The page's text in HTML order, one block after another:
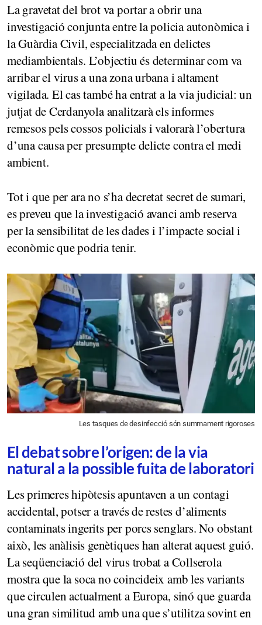
La gravetat del brot va portar a obrir una
investigació conjunta entre la policia autonòmica i
la Guàrdia Civil, especialitzada en delictes
mediambientals. L’objectiu és determinar com va
arribar el virus a una zona urbana i altament
vigilada. El cas també ha entrat a la via judicial: un
jutjat de Cerdanyola analitzarà els informes
remesos pels cossos policials i valorarà l’obertura
d’una causa per presumpte delicte contra el medi
ambient.
Tot i que per ara no s’ha decretat secret de sumari,
es preveu que la investigació avanci amb reserva
per la sensibilitat de les dades i l’impacte social i
econòmic que podria tenir.
Les tasques de desinfecció són summament rigoroses
El debat sobre l’origen: de la via
natural a la possible fuita de laboratori
Les primeres hipòtesis apuntaven a un contagi
accidental, potser a través de restes d’aliments
contaminats ingerits per porcs senglars. No obstant
això, les anàlisis genètiques han alterat aquest guió.
La seqüenciació del virus trobat a Collserola
mostra que la soca no coincideix amb les variants
que circulen actualment a Europa, sinó que guarda
una gran similitud amb una que s’utilitza sovint en